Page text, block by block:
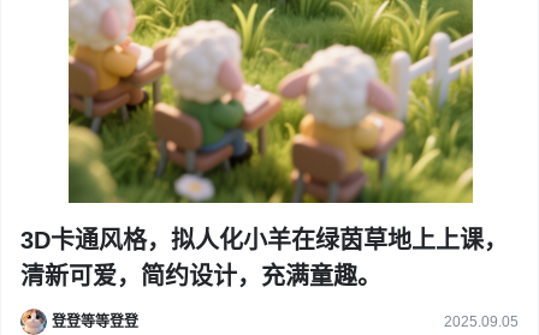
3D卡通风格，拟人化小羊在绿茵草地上上课，
清新可爱，简约设计，充满童趣。
登登等等登登 2025.09.05